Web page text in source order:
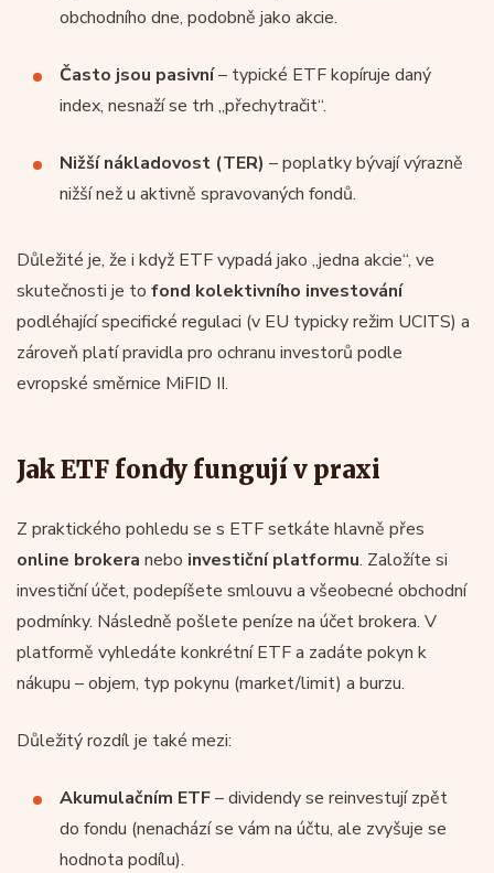
obchodního dne, podobně jako akcie.
Často jsou pasivní– typické ETF kopíruje daný
index, nesnaží se trh „přechytračit“.
Nižší nákladovost (TER) – poplatky bývají výrazně
nižší než u aktivně spravovaných fondů.
Důležité je, že i když ETF vypadá jako „jedna akcie“, ve
skutečnosti je to fond kolektivního investování
podléhající specifické regulaci (v EU typicky režim UCITS) a
zároveň platí pravidla pro ochranu investorů podle
evropské směrnice MiFID II.
Jak ETF fondy fungují v praxi
Z praktického pohledu se s ETF setkáte hlavně přes
online brokera nebo investiční platformu. Založíte si
investiční účet, podepíšete smlouvu a všeobecné obchodní
podmínky. Následně pošlete peníze na účet brokera. V
platformě vyhledáte konkrétní ETF a zadáte pokyn k
nákupu – objem, typ pokynu (market/limit) a burzu.
Důležitý rozdíl je také mezi:
Akumulačním ETF– dividendy se reinvestují zpět
do fondu (nenachází se vám na účtu, ale zvyšuje se
hodnota podílu).